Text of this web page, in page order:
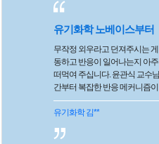
유기화학 노베이스부터
무작정 외우라고 던져주시는 게
동하고 반응이 일어나는지 아
떠먹여 주십니다. 윤관식 교수
간부터 복잡한 반응 메커니즘
고요. 저처럼 유기화학 베이스
께 한 줄기 빛 같은 강의입니다.
유기화학 김**